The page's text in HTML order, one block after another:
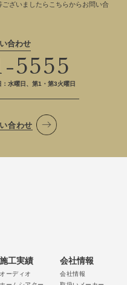
ざいましたらこちらからお問い合
合わせ
5555
：水曜日、第1・第3火曜日
合わせ
施工実績
オーディオ
会社情報
会社情報